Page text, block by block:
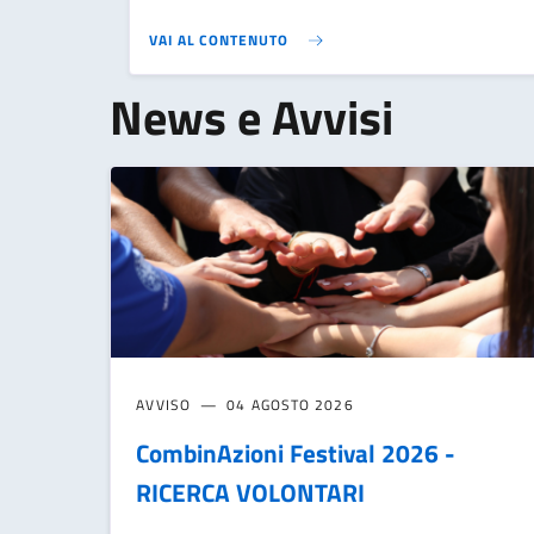
VAI AL CONTENUTO
News e Avvisi
AVVISO 04 AGOSTO 2026
CombinAzioni Festival 2026 -
RICERCA VOLONTARI